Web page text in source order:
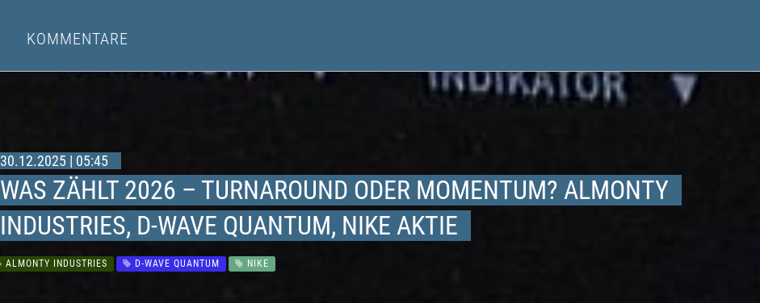
KOMMENTARE
30.12.2025 | 05:45
WAS ZÄHLT 2026 – TURNAROUND ODER MOMENTUM? ALMONTY
INDUSTRIES, D-WAVE QUANTUM, NIKE AKTIE
ALMONTY INDUSTRIES D-WAVE QUANTUM NIKE